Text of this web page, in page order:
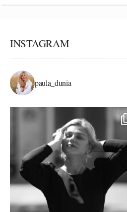
INSTAGRAM
paula_dunia